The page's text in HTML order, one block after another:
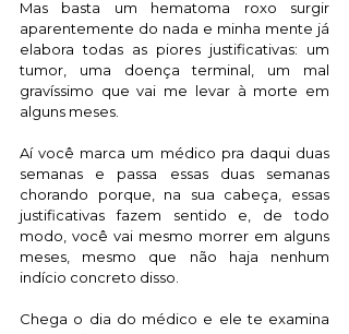
Mas basta um hematoma roxo surgir
aparentemente do nada e minha mente já
elabora todas as piores justificativas: um
tumor, uma doença terminal, um mal
gravíssimo que vai me levar à morte em
alguns meses.
Aí você marca um médico pra daqui duas
semanas e passa essas duas semanas
chorando porque, na sua cabeça, essas
justificativas fazem sentido e, de todo
modo, você vai mesmo morrer em alguns
meses, mesmo que não haja nenhum
indício concreto disso.
Chega o dia do médico e ele te examina